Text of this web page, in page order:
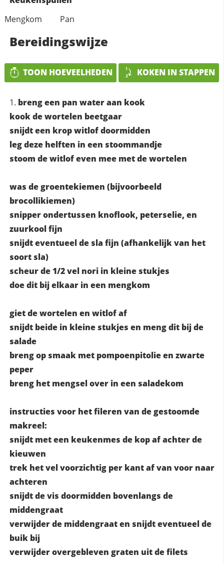
Mengkom
Pan
Bereidingswijze
TOON HOEVEELHEDEN KOKEN IN STAPPEN
breng een pan water aan kook
kook de wortelen beetgaar
snijdt een krop witlof doormidden
leg deze helften in een stoommandje
stoom de witlof even mee met de wortelen
was de groentekiemen (bijvoorbeeld
brocollikiemen)
snipper ondertussen knoflook, peterselie, en
zuurkool fijn
snijdt eventueel de sla fijn (afhankelijk van het
soort sla)
scheur de 1/2 vel nori in kleine stukjes
doe dit bij elkaar in een mengkom
giet de wortelen en witlof af
snijdt beide in kleine stukjes en meng dit bij de
salade
breng op smaak met pompoenpitolie en zwarte
peper
breng het mengsel over in een saladekom
instructies voor het fileren van de gestoomde
makreel:
snijdt met een keukenmes de kop af achter de
kieuwen
trek het vel voorzichtig per kant af van voor naar
achteren
snijdt de vis doormidden bovenlangs de
middengraat
verwijder de middengraat en snijdt eventueel de
buik bij
verwijder overgebleven graten uit de filets